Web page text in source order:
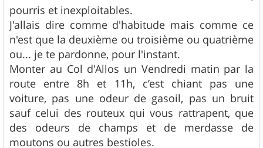
pourris et inexploitables.
J'allais dire comme d'habitude mais comme ce
n'est que la deuxième ou troisième ou quatrième
ou... je te pardonne, pour l'instant.
Monter au Col d'Allos un Vendredi matin par la
route entre 8h et 11h, c’est chiant pas une
voiture, pas une odeur de gasoil, pas un bruit
sauf celui des routeux qui vous rattrapent, que
des odeurs de champs et de merdasse de
moutons ou autres bestioles.